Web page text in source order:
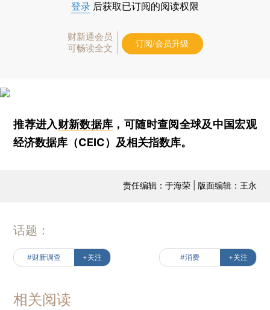
登录 后获取已订阅的阅读权限
财新通会员
可畅读全文
订阅/会员升级
推荐进入财新数据库 ，可随时查阅全球及中国宏观
经济数据库（CEIC）及相关指数库。
责任编辑：于海荣 | 版面编辑：王永
话题：
#财新调查 +关注 #消费 +关注
相关阅读